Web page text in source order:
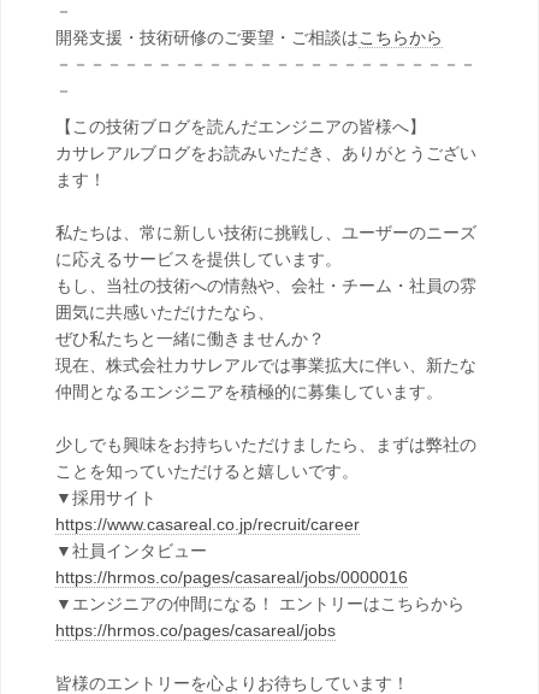
－
開発支援・技術研修のご要望・ご相談はこちらから
－－－－－－－－－－－－－－－－－－－－－－－－－
－
【この技術ブログを読んだエンジニアの皆様へ】
カサレアルブログをお読みいただき、ありがとうござい
ます！
私たちは、常に新しい技術に挑戦し、ユーザーのニーズ
に応えるサービスを提供しています。
もし、当社の技術への情熱や、会社・チーム・社員の雰
囲気に共感いただけたなら、
ぜひ私たちと一緒に働きませんか？
現在、株式会社カサレアルでは事業拡大に伴い、新たな
仲間となるエンジニアを積極的に募集しています。
少しでも興味をお持ちいただけましたら、まずは弊社の
ことを知っていただけると嬉しいです。
▼採用サイト
https://www.casareal.co.jp/recruit/career
▼社員インタビュー
https://hrmos.co/pages/casareal/jobs/0000016
▼エンジニアの仲間になる！ エントリーはこちらから
https://hrmos.co/pages/casareal/jobs
皆様のエントリーを心よりお待ちしています！